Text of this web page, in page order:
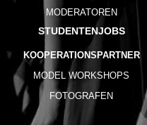
MODERATOREN
STUDENTENJOBS
KOOPERATIONSPARTNER
MODEL WORKSHOPS
FOTOGRAFEN